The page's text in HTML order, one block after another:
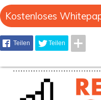
Kostenloses
Teilen Teilen